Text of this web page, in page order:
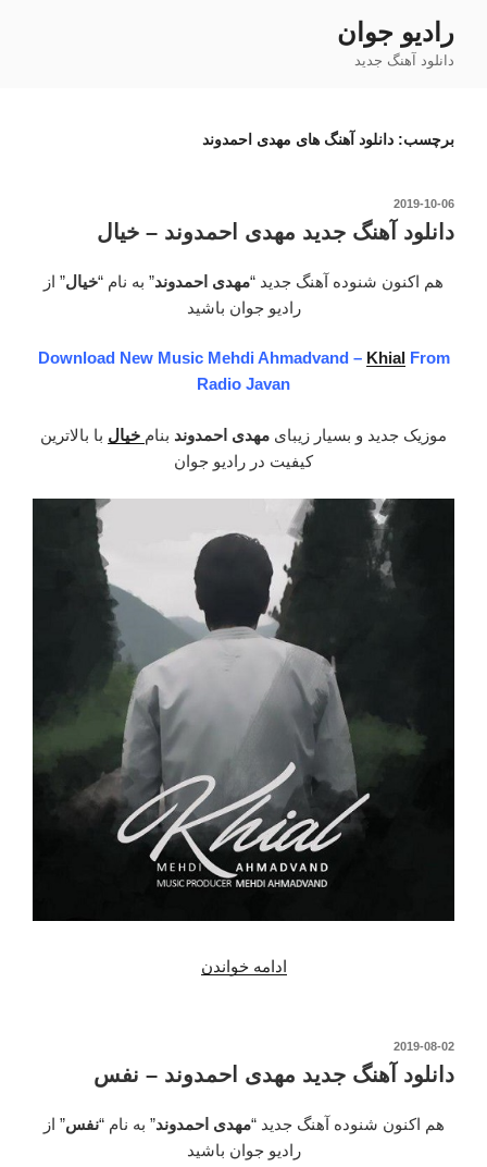
محتوا
رادیو جوان
دانلود آهنگ جدید
برچسب: دانلود آهنگ های مهدی احمدوند
نوشته‌شده
2019-10-06
دانلود آهنگ جدید مهدی احمدوند – خیال
هم اکنون شنوده آهنگ جدید “مهدی احمدوند” به نام “خیال” از
رادیو جوان باشید
Download New Music Mehdi Ahmadvand – KhialFrom
Radio Javan
موزیک جدید و بسیار زیبای مهدی احمدوند بنام خیال با بالاترین
کیفیت در رادیو جوان
ادامه خواندن
احمدوند
خیال”
نوشته‌شده
2019-08-02
دانلود آهنگ جدید مهدی احمدوند – نفس
هم اکنون شنوده آهنگ جدید “مهدی احمدوند” به نام “نفس” از
رادیو جوان باشید